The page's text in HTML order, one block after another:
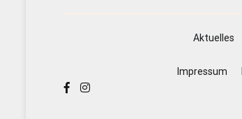
Aktuelles
Impressum